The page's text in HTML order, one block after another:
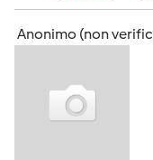
Anonimo (non